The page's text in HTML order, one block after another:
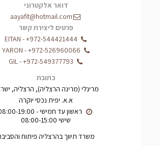
דואר אלקטרוני
aayafit@hotmail.com
פרטים ליצירת קשר
+972-544421444
-
EITAN
+972-526960066
-
YARON
+972-549377793
-
GIL
כתובת
מרינלי (מרינה הרצליה), הרצליה, ישראל
א.א. יפית נכסי יוקרה
שישי 08:00-15:00
משרד תיווך בהרצליה פיתוח והסביבה